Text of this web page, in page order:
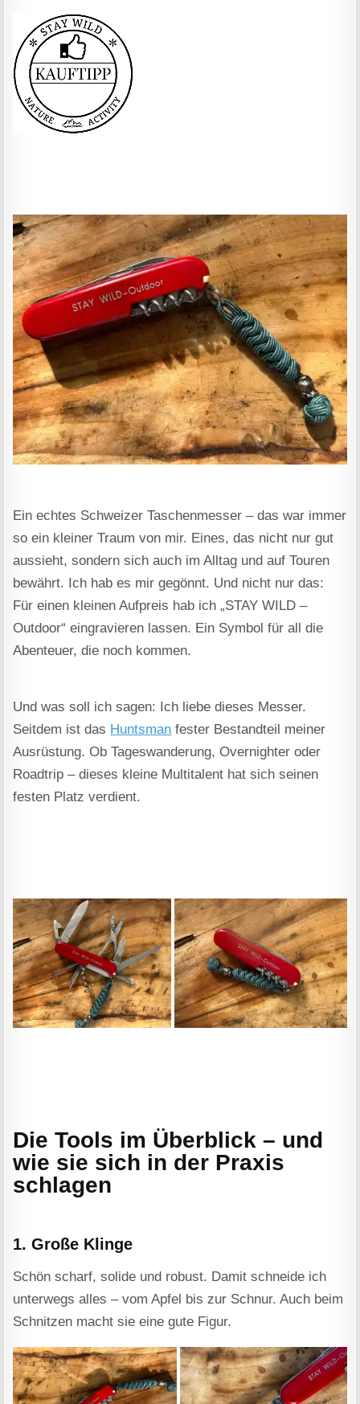
Ein echtes Schweizer Taschenmesser – das war immer
so ein kleiner Traum von mir. Eines, das nicht nur gut
aussieht, sondern sich auch im Alltag und auf Touren
bewährt. Ich hab es mir gegönnt. Und nicht nur das:
Für einen kleinen Aufpreis hab ich „STAY WILD –
Outdoor“ eingravieren lassen. Ein Symbol für all die
Abenteuer, die noch kommen.
Und was soll ich sagen: Ich liebe dieses Messer.
Seitdem ist das Huntsman fester Bestandteil meiner
Ausrüstung. Ob Tageswanderung, Overnighter oder
Roadtrip – dieses kleine Multitalent hat sich seinen
festen Platz verdient.
Die Tools im Überblick – und
wie sie sich in der Praxis
schlagen
1. Große Klinge
Schön scharf, solide und robust. Damit schneide ich
unterwegs alles – vom Apfel bis zur Schnur. Auch beim
Schnitzen macht sie eine gute Figur.